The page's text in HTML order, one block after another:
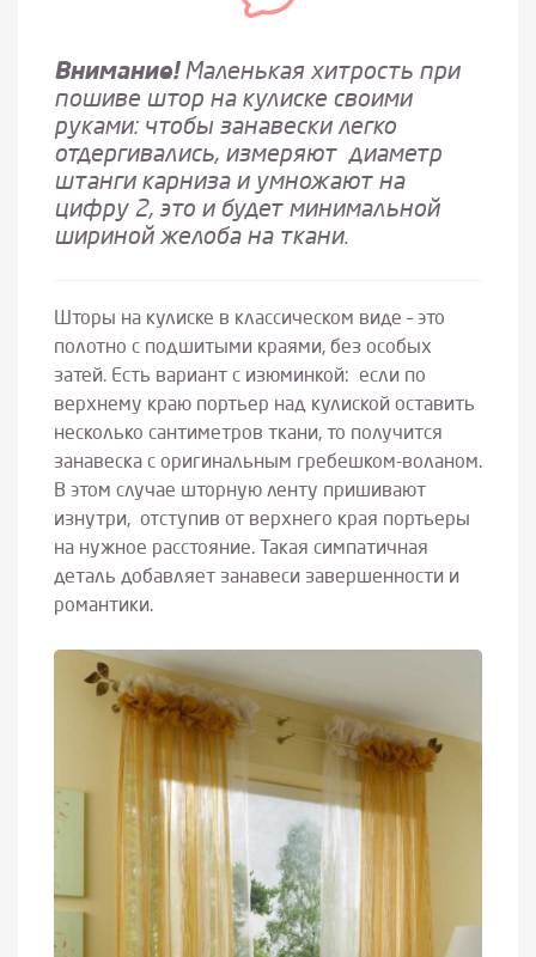
Внимание!Маленькая хитрость при
пошиве штор на кулиске своими
руками: чтобы занавески легко
отдергивались, измеряют диаметр
штанги карниза и умножают на
цифру 2, это и будет минимальной
шириной желоба на ткани.
Шторы на кулиске в классическом виде – это
полотно с подшитыми краями, без особых
затей. Есть вариант с изюминкой: если по
верхнему краю портьер над кулиской оставить
несколько сантиметров ткани, то получится
занавеска с оригинальным гребешком-воланом.
В этом случае шторную ленту пришивают
изнутри, отступив от верхнего края портьеры
на нужное расстояние. Такая симпатичная
деталь добавляет занавеси завершенности и
романтики.